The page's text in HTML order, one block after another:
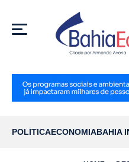
MENU
POLÍTICAECONOMIABAHIA